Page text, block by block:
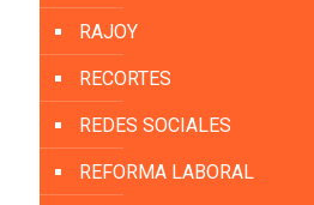
RAJOY
RECORTES
REDES SOCIALES
REFORMA LABORAL